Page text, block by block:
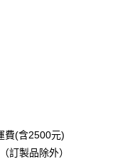
費(含2500元)
訂製品除外）